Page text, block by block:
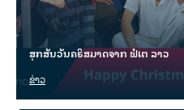
ສຸກສັນວັນຄຣິສມາດຈາກ ຟໍເຕ ລາວ
ຂ່າວ